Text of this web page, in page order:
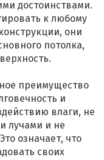
достоинствами.
к любому
они
потолка,
преимущество
и
влаги, не
лучами и не
означает, что
своих